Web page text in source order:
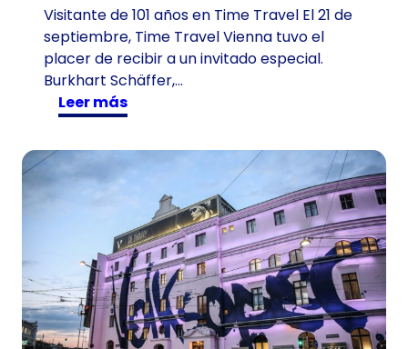
Visitante de 101 años en Time Travel El 21 de
septiembre, Time Travel Vienna tuvo el
placer de recibir a un invitado especial.
Burkhart Schäffer,…
Leer más:
V
a
n
t
e
d
e